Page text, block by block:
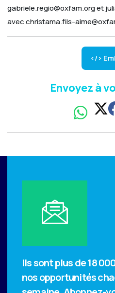
gabriele.regio@oxfam.org et
avec christama.fils-
</>
Envoyez à
Ils sont plus de 18
nos opportunités